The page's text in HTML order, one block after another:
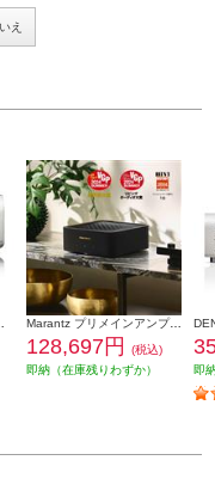
え
Marantz プリメインアンプ 【ワイヤレス・ストリーミングアンプ/ハイパワーClassDアンプ/コンパクト/ブラック】 MODELM1-FB
128,697円
(税込)
即納（在庫残りわずか）
即